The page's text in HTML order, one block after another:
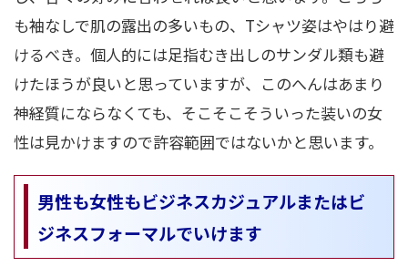
も袖なしで肌の露出の多いもの、Tシャツ姿はやはり避
けるべき。個人的には足指むき出しのサンダル類も避
けたほうが良いと思っていますが、このへんはあまり
神経質にならなくても、そこそこそういった装いの女
性は見かけますので許容範囲ではないかと思います。
男性も女性もビジネスカジュアルまたはビ
ジネスフォーマルでいけます